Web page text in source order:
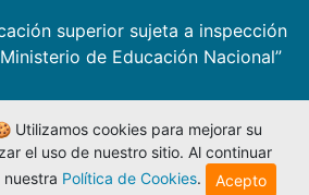
superior sujeta a inspección
de Educación Nacional”
Utilizamos cookies para mejorar su
el uso de nuestro sitio. Al continuar
Política de Cookies. Acepto